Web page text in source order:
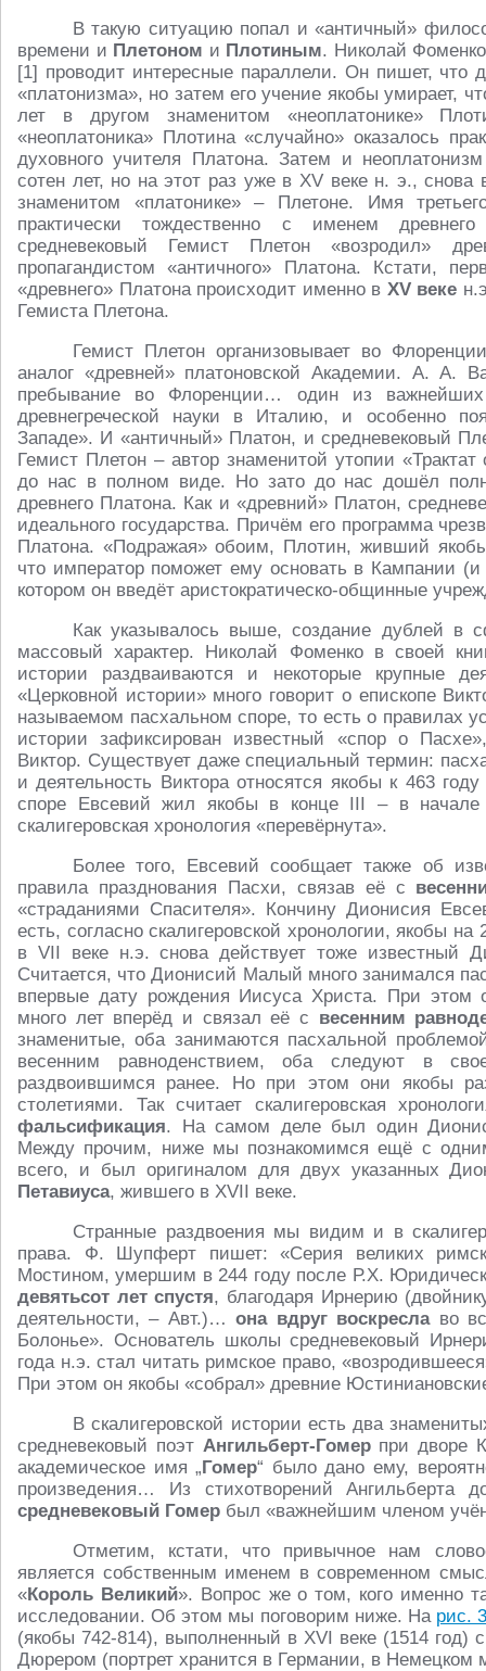
В такую ситуацию попал и «античный»
времени и Плетоном и Плотиным. Николай
[1] проводит интересные параллели. Он пишет, что
«платонизма», но затем его учение якобы умирает,
лет в другом знаменитом «неоплатонике»
«неоплатоника» Плотина «случайно» оказалось
духовного учителя Платона. Затем и
сотен лет, но на этот раз уже в XV веке н. э.,
знаменитом «платонике» – Плетоне. Имя
практически тождественно с именем
средневековый Гемист Плетон «возродил»
пропагандистом «античного» Платона. Кстати,
«древнего» Платона происходит именно в XV веке
Гемиста Плетона.
Гемист Плетон организовывает во
аналог «древней» платоновской Академии. А. А.
пребывание во Флоренции… один из
древнегреческой науки в Италию, и особенно
Западе». И «античный» Платон, и средневековый
Гемист Плетон – автор знаменитой утопии
до нас в полном виде. Но зато до нас дошёл
древнего Платона. Как и «древний» Платон,
идеального государства. Причём его программа
Платона. «Подражая» обоим, Плотин, живший
что император поможет ему основать в Кампании
котором он введёт аристократическо-общинные
Как указывалось выше, создание дублей в
массовый характер. Николай Фоменко в своей
истории раздваиваются и некоторые крупные
«Церковной истории» много говорит о епископе
называемом пасхальном споре, то есть о правилах
истории зафиксирован известный «спор о
Виктор. Существует даже специальный термин:
и деятельность Виктора относятся якобы к 463
споре Евсевий жил якобы в конце III – в
скалигеровская хронология «перевёрнута».
Более того, Евсевий сообщает также об
правила празднования Пасхи, связав её с
«страданиями Спасителя». Кончину Дионисия
есть, согласно скалигеровской хронологии, якобы
в VII веке н.э. снова действует тоже известный
Считается, что Дионисий Малый много занимался
впервые дату рождения Иисуса Христа. При
много лет вперёд и связал её с весенним
знаменитые, оба занимаются пасхальной
весенним равноденствием, оба следуют в
раздвоившимся ранее. Но при этом они якобы
столетиями. Так считает скалигеровская
фальсификация. На самом деле был один
Между прочим, ниже мы познакомимся ещё с
всего, и был оригиналом для двух указанных
Петавиуса, жившего в XVII веке.
Странные раздвоения мы видим и в
права. Ф. Шупферт пишет: «Серия великих
Мостином, умершим в 244 году после Р.Х.
девятьсот лет спустя, благодаря Ирнерию
деятельности, – Авт.)…она вдруг воскреславо
Болонье». Основатель школы средневековый
года н.э. стал читать римское право,
При этом он якобы «собрал» древние
В скалигеровской истории есть два
средневековый поэт Ангильберт-Гомерпри дворе
академическое имя „Гомер“ было дано ему,
произведения… Из стихотворений
средневековый Гомер был «важнейшим членом
Отметим, кстати, что привычное нам
является собственным именем в современном
«Король Великий». Вопрос же о том, кого именно
исследовании. Об этом мы поговорим ниже. На рис.
(якобы 742-814), выполненный в XVI веке (1514 год)
Дюрером (портрет хранится в Германии, в Немецком